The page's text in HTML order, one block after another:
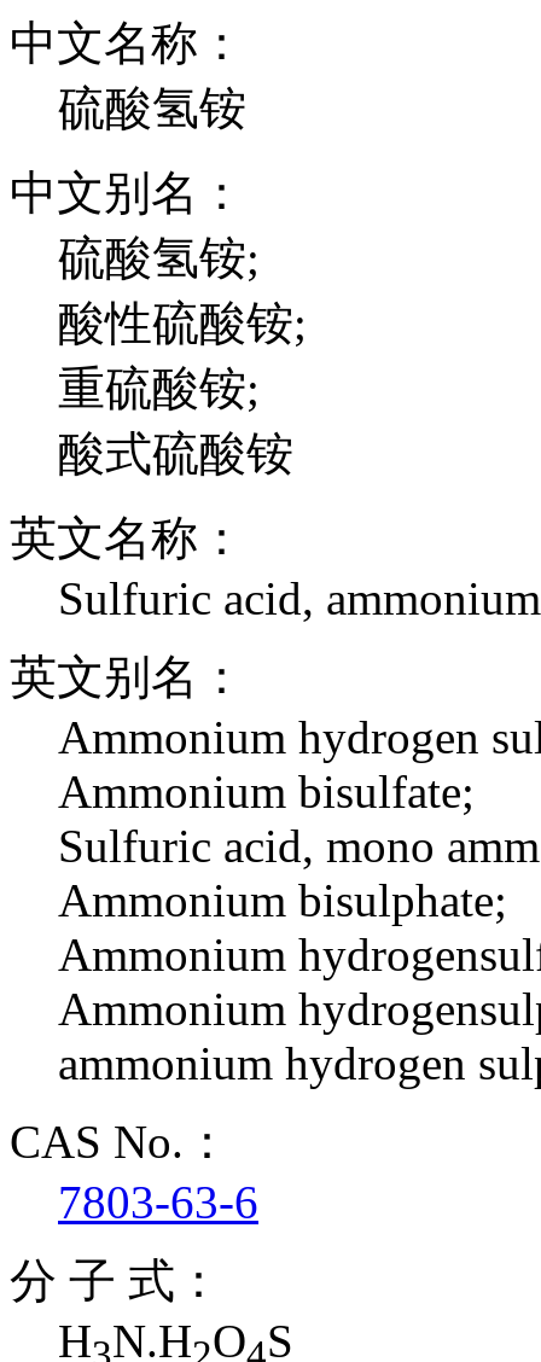
中文名称：
硫酸氢铵
中文别名：
硫酸氢铵;
酸性硫酸铵;
重硫酸铵;
酸式硫酸铵
英文名称：
Sulfuric acid,
英文别名：
Ammonium hydrogen
Ammonium bisulfate;
Sulfuric acid, mono
Ammonium bisulphate;
Ammonium
Ammonium
ammonium hydrogen
CAS No.：
7803-63-6
分 子 式：
H N.H O S